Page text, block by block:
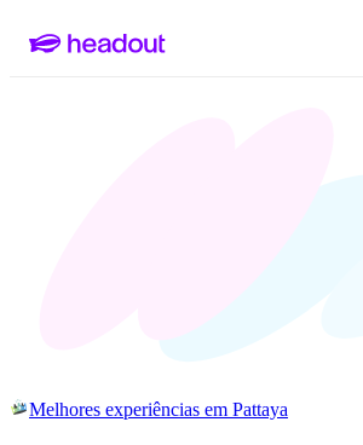
Melhores experiências em Pattaya